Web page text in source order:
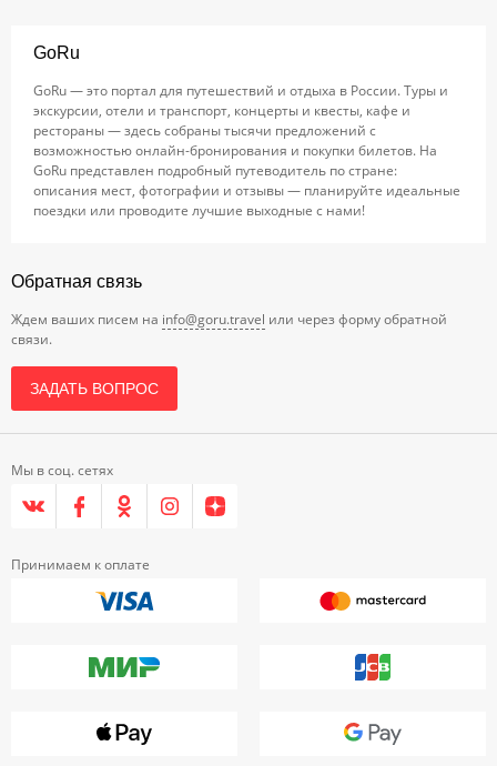
GoRu
GoRu — это портал для путешествий и отдыха в России. Туры и
экскурсии, отели и транспорт, концерты и квесты, кафе и
рестораны — здесь собраны тысячи предложений с
возможностью онлайн-бронирования и покупки билетов. На
GoRu представлен подробный путеводитель по стране:
описания мест, фотографии и отзывы — планируйте идеальные
поездки или проводите лучшие выходные с нами!
Обратная связь
Ждем ваших писем на info@goru.travel или через форму обратной
связи.
ЗАДАТЬ ВОПРОС
Мы в соц. сетях
Принимаем к оплате